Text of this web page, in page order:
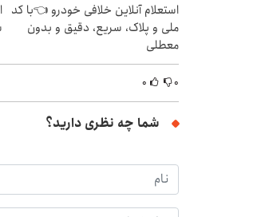
استعلام آنلاین خلافی خودرو 👈با کد
ملی و پلاک، سریع، دقیق و بدون
معطلی
۰ ۰
شما چه نظری دارید؟